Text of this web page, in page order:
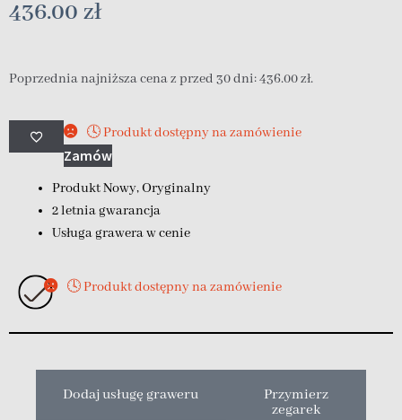
436.00 zł
Poprzednia najniższa cena z przed 30 dni:436.00zł.
🕓 Produkt dostępny na zamówienie
Zamów
Produkt Nowy, Oryginalny
2 letnia gwarancja
Usługa grawera w cenie
🕓 Produkt dostępny na zamówienie
Dodaj usługę graweru
Przymierz
zegarek